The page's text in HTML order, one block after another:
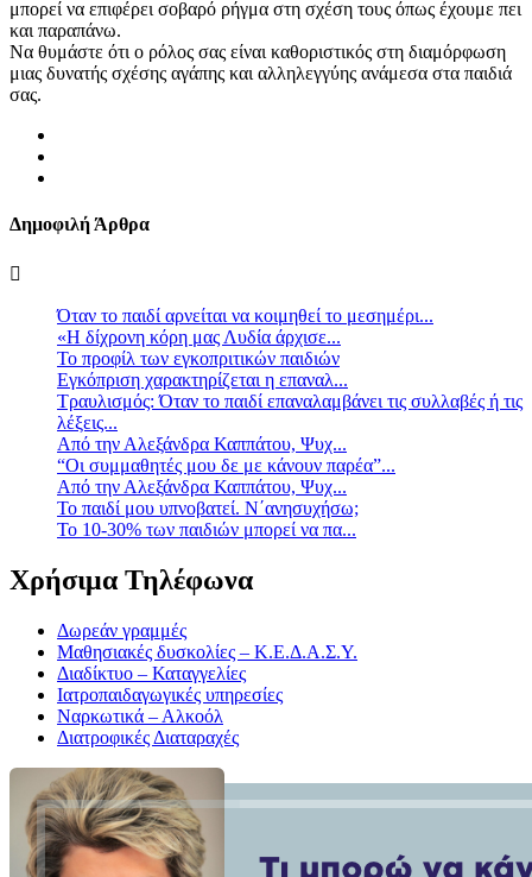
μπορεί να επιφέρει σοβαρό ρήγμα στη σχέση τους όπως έχουμε πει
και παραπάνω.
Να θυμάστε ότι ο ρόλος σας είναι καθοριστικός στη διαμόρφωση
μιας δυνατής σχέσης αγάπης και αλληλεγγύης ανάμεσα στα παιδιά
σας.
Δημοφιλή Άρθρα
Όταν το παιδί αρνείται να κοιμηθεί το μεσημέρι...
«Η δίχρονη κόρη μας Λυδία άρχισε...
Το προφίλ των εγκοπριτικών παιδιών
Eγκόπριση χαρακτηρίζεται η επαναλ...
Τραυλισμός: Όταν το παιδί επαναλαμβάνει τις συλλαβές ή τις
λέξεις...
Από την Αλεξάνδρα Καππάτου, Ψυχ...
“Οι συμμαθητές μου δε με κάνουν παρέα”...
Από την Αλεξάνδρα Καππάτου, Ψυχ...
Το παιδί μου υπνοβατεί. Ν΄ανησυχήσω;
Το 10-30% των παιδιών μπορεί να πα...
Χρήσιμα Τηλέφωνα
Δωρεάν γραμμές
Μαθησιακές δυσκολίες – Κ.Ε.Δ.Α.Σ.Υ.
Διαδίκτυο – Καταγγελίες
Ιατροπαιδαγωγικές υπηρεσίες
Ναρκωτικά – Αλκοόλ
Διατροφικές Διαταραχές